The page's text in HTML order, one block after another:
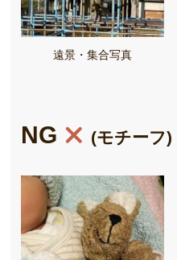
遠景・集合写真
NG (モチーフ)